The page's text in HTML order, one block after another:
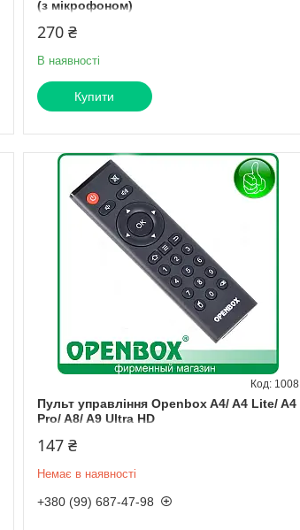
(з мікрофоном)
270 ₴
В наявності
Купити
Пульт управління Openbox A4/ A4 Lite/ A4
Pro/ A8/ A9 Ultra HD
1008
147 ₴
Немає в наявності
+380 (99) 687-47-98